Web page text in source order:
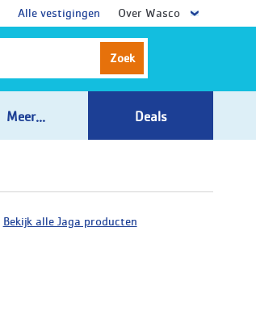
Alle vestigingen Over Wasco
Zoek
Meer... Deals
Bekijk alle Jaga producten